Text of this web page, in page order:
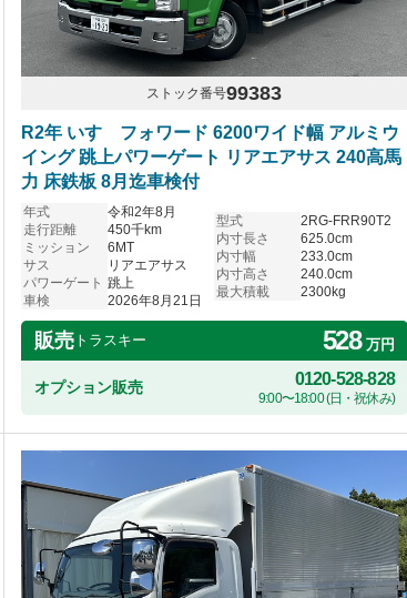
ストック番号99383
R2年 いすゞフォワード 6200ワイド幅 アルミウ
イング 跳上パワーゲート リアエアサス 240高馬
力 床鉄板 8月迄車検付
年式
令和2年8月
走行距離
450千km
ミッション
6MT
サス
リアエアサス
パワーゲート 跳上
車検
2026年8月21日
型式
2RG-FRR90T2
内寸長さ
625.0cm
内寸幅
233.0cm
内寸高さ
240.0cm
最大積載
2300kg
販売トラスキー 528万円
オプション販売 0120-528-828
9:00〜18:00 (日・祝休み)